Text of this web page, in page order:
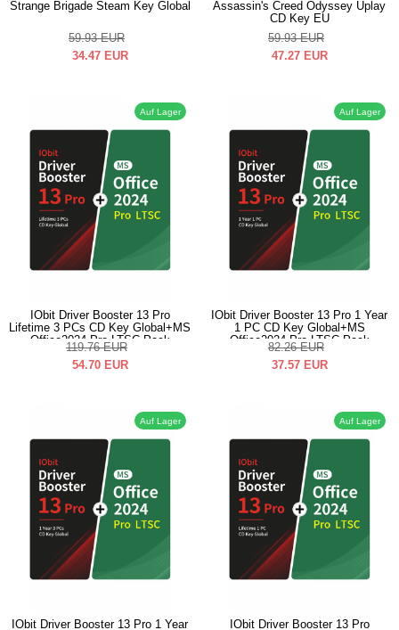
Strange Brigade Steam Key Global
59.93 EUR
34.47 EUR
Assassin's Creed Odyssey Uplay
CD Key EU
59.93 EUR
47.27 EUR
Auf Lager
IObit Driver Booster 13 Pro
Lifetime 3 PCs CD Key Global+MS
Office2024 Pro LTSC Pack
119.76 EUR
54.70 EUR
Auf Lager
IObit Driver Booster 13 Pro 1 Year
1 PC CD Key Global+MS
Office2024 Pro LTSC Pack
82.26 EUR
37.57 EUR
Auf Lager
IObit Driver Booster 13 Pro 1 Year
Auf Lager
IObit Driver Booster 13 Pro